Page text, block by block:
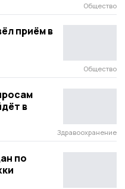
Общество
приём в
Общество
в
Здравоохранение
по